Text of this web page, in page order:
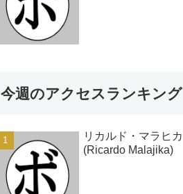
今週のアクセスランキング
リカルド・マラヒカ
(Ricardo Malajika)